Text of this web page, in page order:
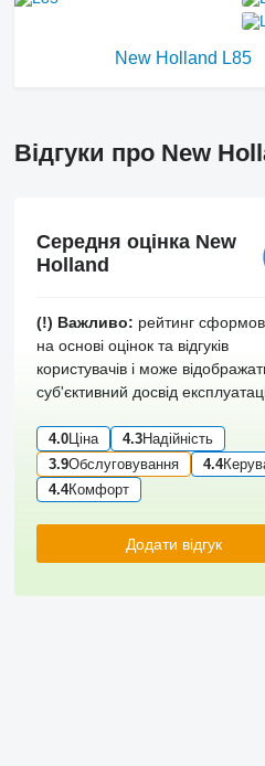
New Holland L85
Відгуки про New
Середня оцінка New
Holland
(!) Важливо: рейтинг
на основі оцінок та відгуків
користувачів і може
суб'єктивний досвід
4.0Ціна 4.3Надійність
3.9Обслуговування 4.4
4.4Комфорт
Додати відгук